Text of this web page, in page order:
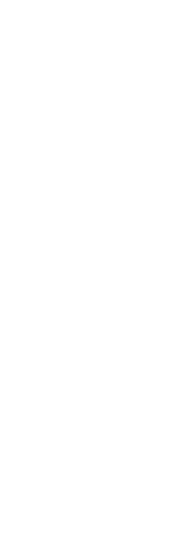
Skontaktuj się z
wskazówek
TWÓJ ADRES E-
TREŚĆ